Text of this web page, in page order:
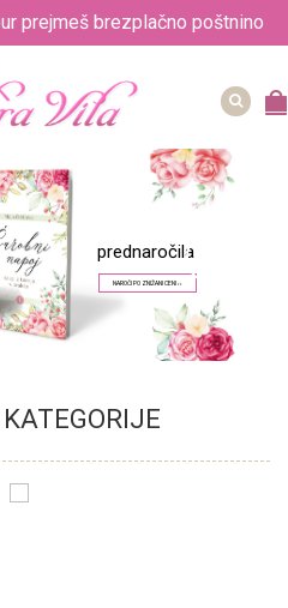
prejmeš brezplačno poštnino
prednaročila
NAROČI PO ZNIŽANI CENI ››
VEČ